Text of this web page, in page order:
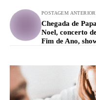
POSTAGEM ANTERIOR
Chegada de
Noel, concerto
Fim de Ano,